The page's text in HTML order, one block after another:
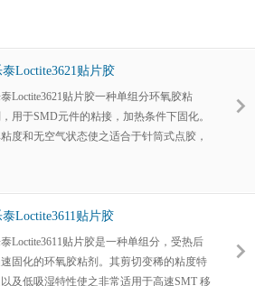
泰Loctite3621贴片胶
泰Loctite3621贴片胶一种单组分环氧胶粘
用于SMD元件的粘接，加热条件下固化。
度和无空气状态使之适合于针筒式点胶，
泰Loctite3611贴片胶
泰Loctite3611贴片胶是一种单组分，受热后
固化的环氧胶粘剂。其剪切变稀的粘度特
以及低吸湿特性使之非常适用于高速SMT 移